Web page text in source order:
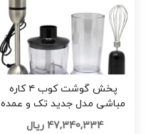
پخش گوشت کوب ۴ کاره
مباشی مدل جدید تک و عمده
کد F1227
47,340,334 ریال